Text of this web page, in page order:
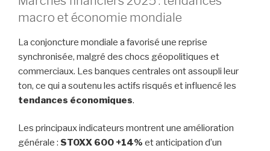
macro et économie mondiale
La conjoncture mondiale a favorisé une reprise
synchronisée, malgré des chocs géopolitiques et
commerciaux. Les banques centrales ont assoupli leur
ton, ce qui a soutenu les actifs risqués et influencé les
tendances économiques.
Les principaux indicateurs montrent une amélioration
générale : STOXX 600 +14% et anticipation d’un